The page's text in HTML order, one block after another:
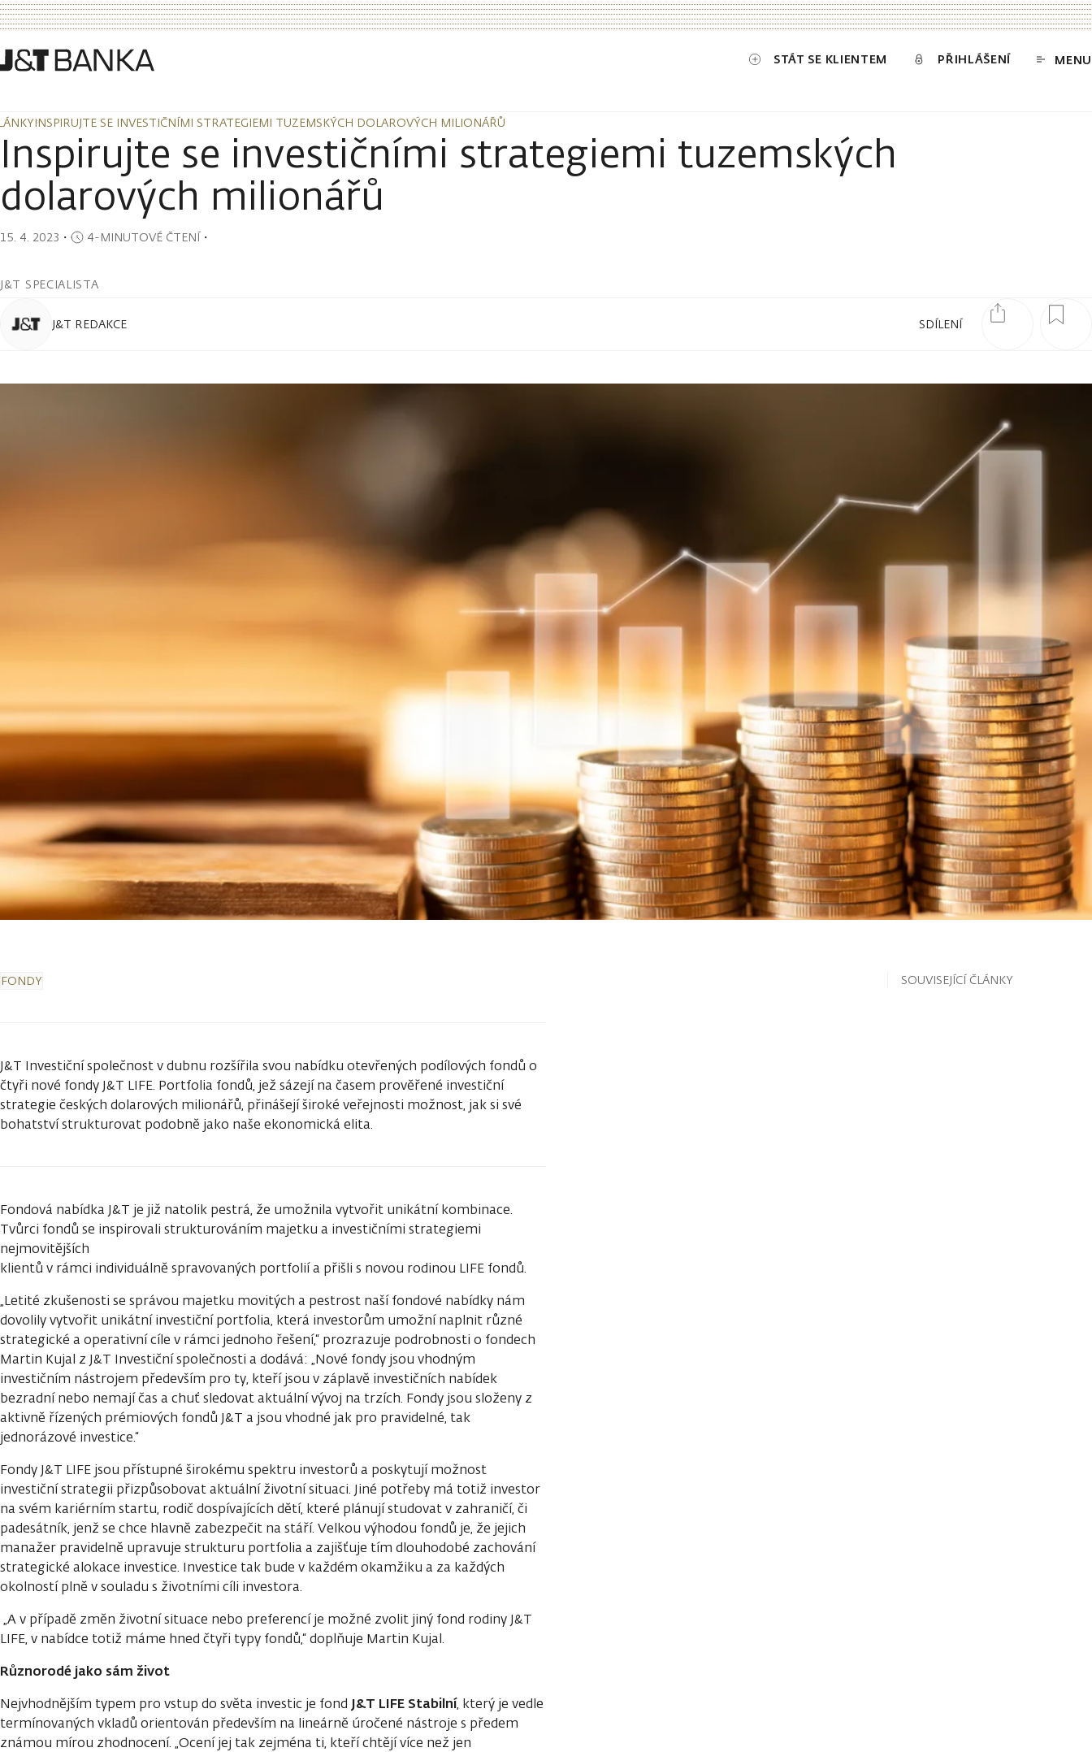
STÁT SE KLIENTEM PŘIHLÁŠENÍ MENU
INSPIRUJTE SE INVESTIČNÍMI STRATEGIEMI TUZEMSKÝCH DOLAROVÝCH MILIONÁŘŮ
INSPIRUJTE SE INVESTIČNÍMI STRATEGIEMI TUZEMSKÝCH DOLAROVÝCH MILIONÁŘŮ
Inspirujte se investičními strategiemi tuzemských
dolarových milionářů
15. 4. 2023 ・ 4-MINUTOVÉ ČTENÍ・
J&T SPECIALISTA
SDÍLENÍ
J&T REDAKCE
FONDY
J&T Investiční společnost v dubnu rozšířila svou nabídku otevřených podílových fondů o
čtyři nové fondy J&T LIFE. Portfolia fondů, jež sázejí na časem prověřené investiční
strategie českých dolarových milionářů, přinášejí široké veřejnosti možnost, jak si své
bohatství strukturovat podobně jako naše ekonomická elita.
Fondová nabídka J&T je již natolik pestrá, že umožnila vytvořit unikátní kombinace.
Tvůrci fondů se inspirovali strukturováním majetku a investičními strategiemi
nejmovitějších
klientů v rámci individuálně spravovaných portfolií a přišli s novou rodinou LIFE fondů.
„Letité zkušenosti se správou majetku movitých a pestrost naší fondové nabídky nám
dovolily vytvořit unikátní investiční portfolia, která investorům umožní naplnit různé
strategické a operativní cíle v rámci jednoho řešení,“ prozrazuje podrobnosti o fondech
Martin Kujal z J&T Investiční společnosti a dodává: „Nové fondy jsou vhodným
investičním nástrojem především pro ty, kteří jsou v záplavě investičních nabídek
bezradní nebo nemají čas a chuť sledovat aktuální vývoj na trzích. Fondy jsou složeny z
aktivně řízených prémiových fondů J&T a jsou vhodné jak pro pravidelné, tak
jednorázové investice.“
Fondy J&T LIFE jsou přístupné širokému spektru investorů a poskytují možnost
investiční strategii přizpůsobovat aktuální životní situaci. Jiné potřeby má totiž investor
na svém kariérním startu, rodič dospívajících dětí, které plánují studovat v zahraničí, či
padesátník, jenž se chce hlavně zabezpečit na stáří. Velkou výhodou fondů je, že jejich
manažer pravidelně upravuje strukturu portfolia a zajišťuje tím dlouhodobé zachování
strategické alokace investice. Investice tak bude v každém okamžiku a za každých
okolností plně v souladu s životními cíli investora.
„A v případě změn životní situace nebo preferencí je možné zvolit jiný fond rodiny J&T
LIFE, v nabídce totiž máme hned čtyři typy fondů,“ doplňuje Martin Kujal.
Různorodé jako sám život
Nejvhodnějším typem pro vstup do světa investic je fond J&T LIFE Stabilní, který je vedle
termínovaných vkladů orientován především na lineárně úročené nástroje s předem
známou mírou zhodnocení. „Ocení jej tak zejména ti, kteří chtějí více než jen
SOUVISEJÍCÍ ČLÁNKY